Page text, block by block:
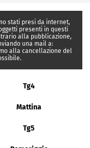
stati presi da internet,
presenti in questi
alla pubblicazione,
una mail a:
alla cancellazione del
Tg4
Mattina
Tg5